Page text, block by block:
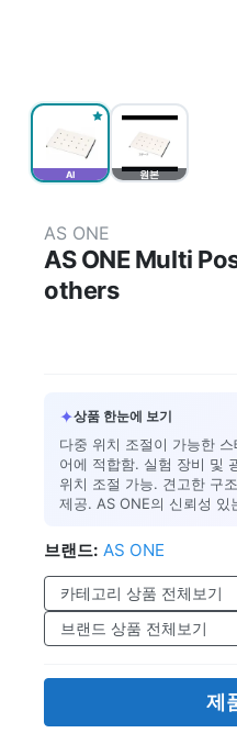
AI 원본
AS ONE
AS ONE Multi
others
✦상품 한눈에 보기
다중 위치 조절이 가능한
어에 적합함. 실험 장비 및
위치 조절 가능. 견고한 구
제공. AS ONE의 신뢰성 있
브랜드: AS ONE
카테고리 상품 전체보기
브랜드 상품 전체보기
제